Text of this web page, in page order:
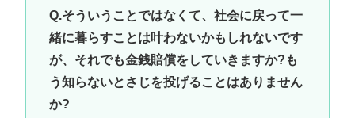
Q.そういうことではなくて、社会に戻って一
緒に暮らすことは叶わないかもしれないです
が、それでも金銭賠償をしていきますか?も
う知らないとさじを投げることはありません
か?